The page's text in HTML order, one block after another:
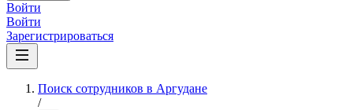
Войти
Войти
Зарегистрироваться
Поиск сотрудников в Аргудане
/